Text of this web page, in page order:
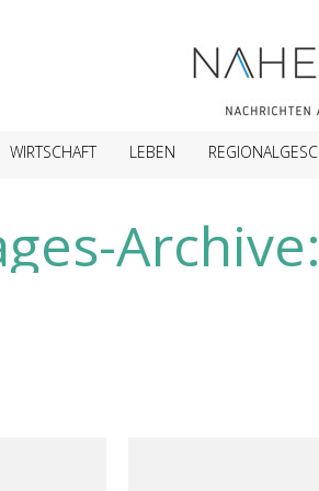
WIRTSCHAFT LEBEN
Archive: